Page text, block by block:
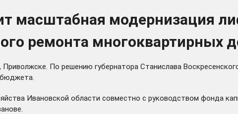
масштабная модернизация
ремонта многоквартирных
По решению губернатора Станислава
Ивановской области совместно с руководством фонда